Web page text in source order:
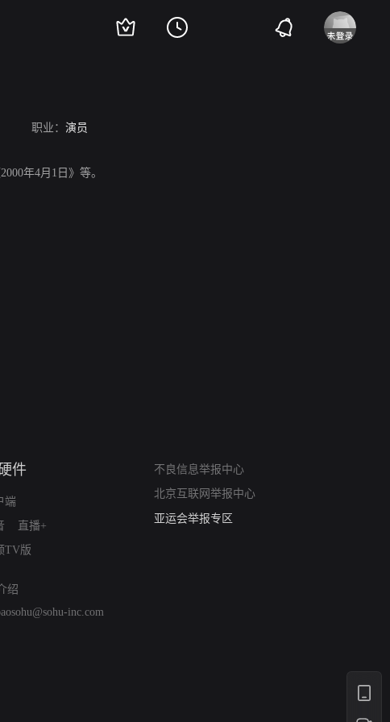
职业： 演员
年4月1日》等。
件
端
直播+
TV版
不良信息举报中心
北京互联网举报中心
12318 文化市场举报
涉历史虚无举报
绍
inc.com